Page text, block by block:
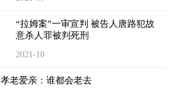
“拉姆案”一审宣判 被告人唐路犯故
意杀人罪被判死刑
2021-10
老爱亲：谁都会老去